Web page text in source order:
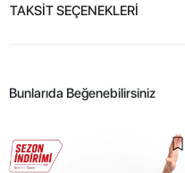
TAKSİT SEÇENEKLERİ
Bunlarıda Beğenebilirsiniz